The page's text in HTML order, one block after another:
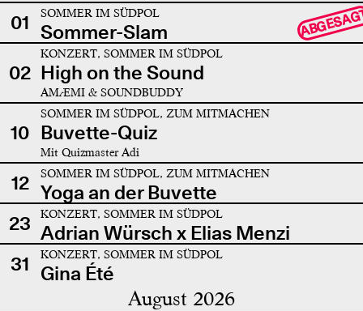
01 SOMMER IM SÜDPOL
Sommer-Slam
02
KONZERT, SOMMER IM SÜDPOL
High on the Sound
AMÆMI & SOUNDBUDDY
10
SOMMER IM SÜDPOL, ZUM MITMACHEN
Buvette-Quiz
Mit Quizmaster Adi
12 SOMMER IM SÜDPOL, ZUM MITMACHEN
Yoga an der Buvette
23
KONZERT, SOMMER IM SÜDPOL
Adrian Würsch x Elias Menzi
31
KONZERT, SOMMER IM SÜDPOL
Gina Été
August 2026